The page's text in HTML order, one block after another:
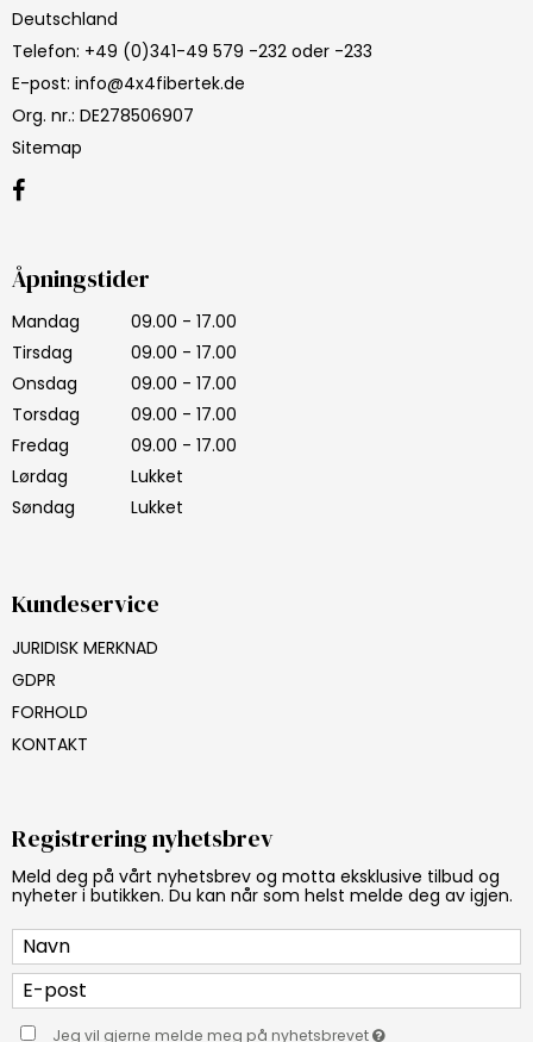
Deutschland
Telefon: +49 (0)341-49 579 -232 oder -233
E-post: info@4x4fibertek.de
Org. nr.: DE278506907
Sitemap
Åpningstider
Mandag
09.00 - 17.00
Tirsdag
09.00 - 17.00
Onsdag
09.00 - 17.00
Torsdag
09.00 - 17.00
Fredag
09.00 - 17.00
Lørdag
Lukket
Søndag
Lukket
Kundeservice
JURIDISK MERKNAD
GDPR
FORHOLD
KONTAKT
Registrering nyhetsbrev
Meld deg på vårt nyhetsbrev og motta eksklusive tilbud og
nyheter i butikken. Du kan når som helst melde deg av igjen.
Jeg vil gjerne melde meg på nyhetsbrevet